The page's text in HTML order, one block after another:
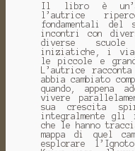
Il libro è
l’autrice
fondamentali del
incontri con
diverse
iniziatiche, i
le piccole e
L’autrice
abbia cambiato
quando, appena
vivere
sua crescita
integralmente gli
che le hanno
mappa di quel
esplorare